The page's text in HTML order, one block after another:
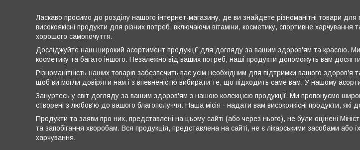
Ласкаво просимо до розділу нашого інтернет-магазину, де ви знайдете різноманітні товари
високоякісні продукти для різних потреб, включаючи вітаміни, косметику, спортивне
хорошого самопочуття.
Досліджуйте наш широкий асортимент продукції для догляду за вашим здоров'ям та красою. Ми
косметику та багато іншого. Незалежно від ваших потреб, наші продукти допоможуть вам
Різноманітність наших товарів забезпечить вас усім необхідним для підтримки вашого
щоб ви могли довіряти нам і з впевненістю вибирати те, що підходить саме вам. У нашому
Зануртесь у світ догляду за вашим здоров'ям з нашою колекцією продукції. Ми пропонуємо
створені з любов'ю до вашого благополуччя. Наша місія - надати вам високоякісні продукти,
Продукти та заяви про них, представлені на цьому сайті (або через нього), не були оцінені
та запобігання хворобам. Вся продукція, представлена на сайті, не є лікарськими засобами
харчування.